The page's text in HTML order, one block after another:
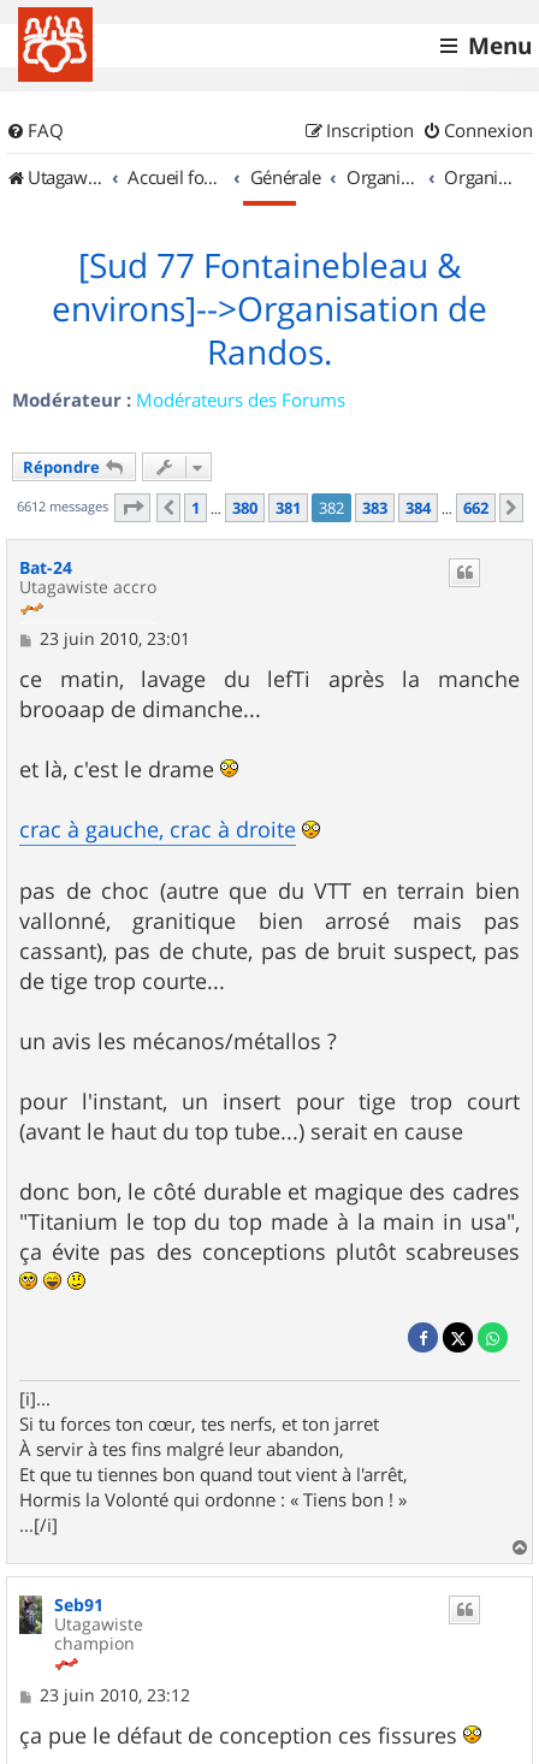
Menu
FAQ Connexion
Inscription
UtagawaVTT (Randos VTT et VTTAE avec traces GPS)
Accueil forum Générale Organisation de sorties & Recherche de partenaires Organisation de sorties en région Île de France
[Sud 77 Fontainebleau &
environs]-->Organisation de
Randos.
Modérateur : Modérateurs des Forums
Répondre
6612 messages Page 382 sur662
Précédent
1 … 380 381 382 383 384 … 662
Bat-24
Utagawiste accro
M
s
s
a
23 juin 2010, 23:01
ce matin, lavage du lefTi après la manche
brooaap de dimanche...
et là, c'est le drame
crac à gauche, crac à droite
pas de choc (autre que du VTT en terrain bien
vallonné, granitique bien arrosé mais pas
cassant), pas de chute, pas de bruit suspect, pas
de tige trop courte...
un avis les mécanos/métallos ?
pour l'instant, un insert pour tige trop court
(avant le haut du top tube...) serait en cause
donc bon, le côté durable et magique des cadres
"Titanium le top du top made à la main in usa",
ça évite pas des conceptions plutôt scabreuses
[i]...
Si tu forces ton cœur, tes nerfs, et ton jarret
À servir à tes fins malgré leur abandon,
Et que tu tiennes bon quand tout vient à l'arrêt,
Hormis la Volonté qui ordonne : « Tiens bon ! »
...[/i]
a
u
Seb91
Utagawiste
champion
M
s
s
23 juin 2010, 23:12
ça pue le défaut de conception ces fissures